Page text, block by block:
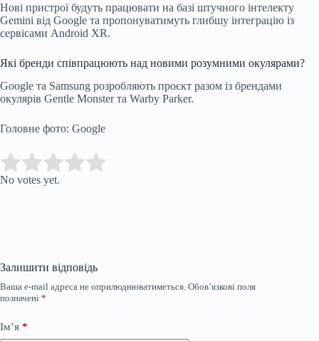
Нові пристрої будуть працювати на базі штучного інтелекту
Gemini від Google та пропонуватимуть глибшу інтеграцію із
сервісами Android XR.
Які бренди співпрацюють над новими розумними окулярами?
Google та Samsung розробляють проєкт разом із брендами
окулярів Gentle Monster та Warby Parker.
Головне фото: Google
Rate this item:
No votes yet.
Залишити відповідь
Ваша e-mail адреса не оприлюднюватиметься. Обов’язкові поля
позначені *
Ім’я *